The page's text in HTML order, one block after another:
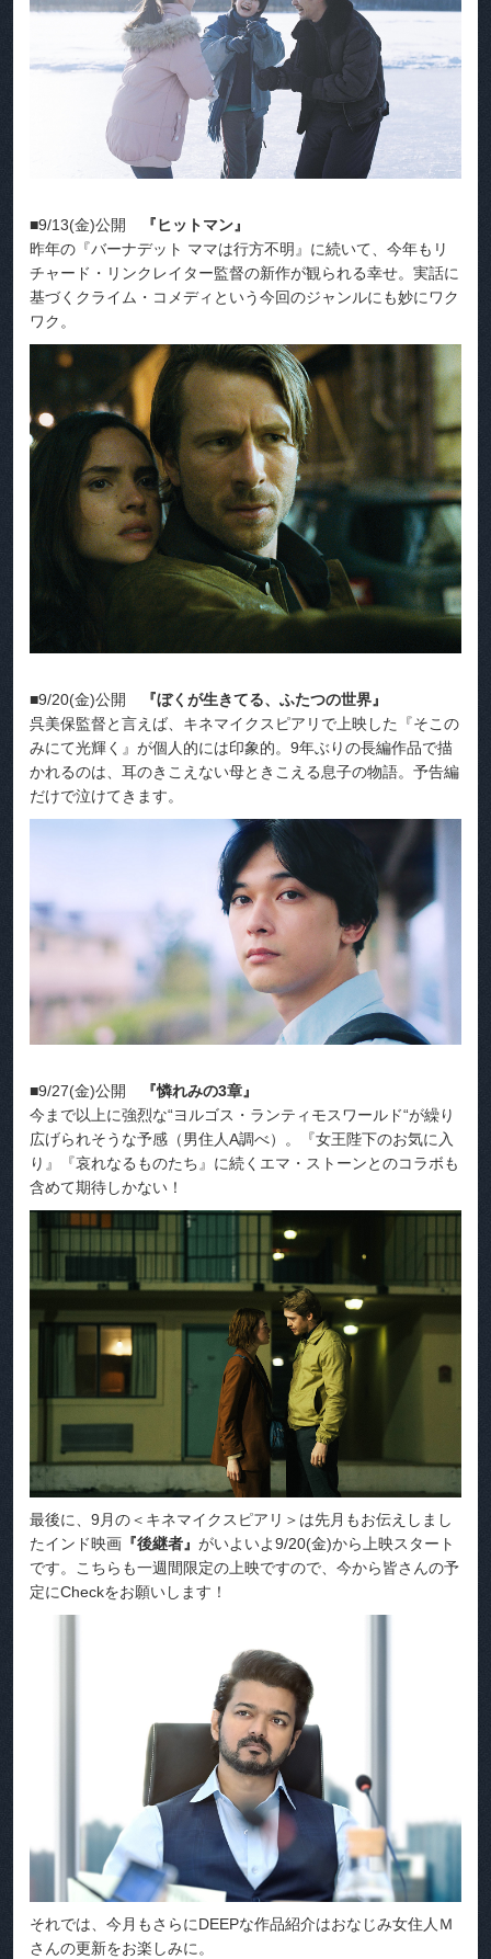
■9/13(金)公開
『ヒットマン』
昨年の『バーナデット ママは行方不明』に続いて、今年もリ
チャード・リンクレイター監督の新作が観られる幸せ。実話に
基づくクライム・コメディという今回のジャンルにも妙にワク
ワク。
■9/20(金)公開
『ぼくが生きてる、ふたつの世界』
呉美保監督と言えば、キネマイクスピアリで上映した『そこの
みにて光輝く』が個人的には印象的。9年ぶりの長編作品で描
かれるのは、耳のきこえない母ときこえる息子の物語。予告編
だけで泣けてきます。
■9/27(金)公開
『憐れみの3章』
今まで以上に強烈な“ヨルゴス・ランティモスワールド“が繰り
広げられそうな予感（男住人A調べ）。『女王陛下のお気に入
り』『哀れなるものたち』に続くエマ・ストーンとのコラボも
含めて期待しかない！
最後に、9月の＜キネマイクスピアリ＞は先月もお伝えしまし
たインド映画 『後継者』 がいよいよ9/20(金)から上映スタート
です。こちらも一週間限定の上映ですので、今から皆さんの予
定にCheckをお願いします！
それでは、今月もさらにDEEPな作品紹介はおなじみ女住人Ｍ
さんの更新をお楽しみに。